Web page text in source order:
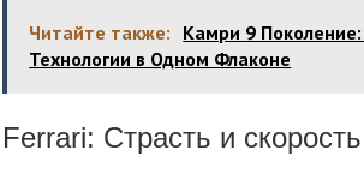
Читайте также: Камри 9 Поколение:
Технологии в Одном Флаконе
Ferrari: Страсть и скорость